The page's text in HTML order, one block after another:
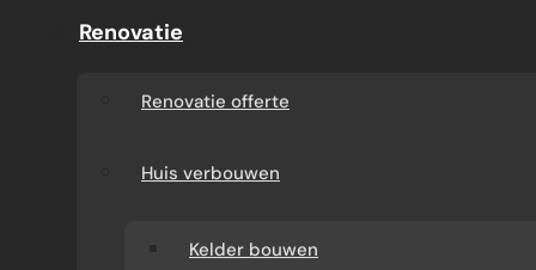
Renovatie
Renovatie offerte
Huis verbouwen
Kelder bouwen